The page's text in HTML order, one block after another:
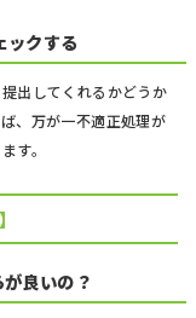
ックする
出してくれるかどうか
、万が一不適正処理が
す。
良いの？